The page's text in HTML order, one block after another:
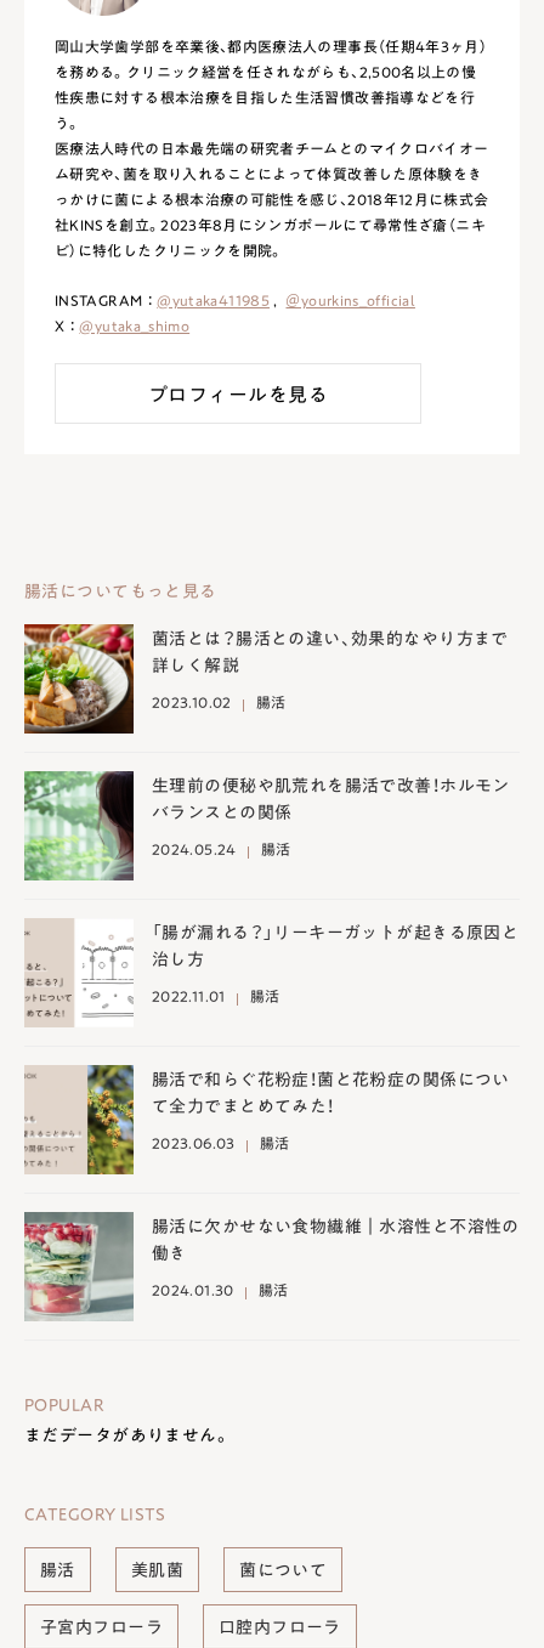
岡山大学歯学部を卒業後、都内医療法人の理事長（任期4年3ヶ月）
を務める。クリニック経営を任されながらも、2,500名以上の慢
性疾患に対する根本治療を目指した生活習慣改善指導などを行
う。
医療法人時代の日本最先端の研究者チームとのマイクロバイオー
ム研究や、菌を取り入れることによって体質改善した原体験をき
っかけに菌による根本治療の可能性を感じ、2018年12月に株式会
社KINSを創立。2023年8月にシンガポールにて尋常性ざ瘡（ニキ
ビ）に特化したクリニックを開院。
INSTAGRAM ：@yutaka411985 , ＠yourkins_official
X ：@yutaka_shimo
プロフィールを見る
腸活についてもっと見る
菌活とは？腸活との違い、効果的なやり方まで
詳しく解説
2023.10.02 腸活
生理前の便秘や肌荒れを腸活で改善！ホルモン
バランスとの関係
2024.05.24 腸活
「腸が漏れる？」リーキーガットが起きる原因と
治し方
2022.11.01 腸活
腸活で和らぐ花粉症！菌と花粉症の関係につい
て全力でまとめてみた！
2023.06.03 腸活
腸活に欠かせない食物繊維｜水溶性と不溶性の
働き
2024.01.30 腸活
POPULAR
まだデータがありません。
CATEGORY LISTS
腸活 美肌菌 菌について
子宮内フローラ 口腔内フローラ